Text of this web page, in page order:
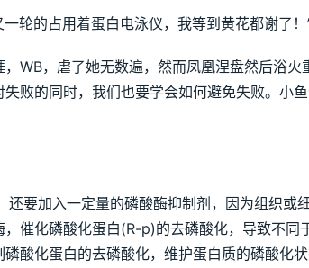
轮的占用着蛋白电泳仪，我等到黄花都谢了！
WB，虐了她无数遍，然而凤凰涅盘然后浴火
败的同时，我们也要学会如何避免失败。小
要加入一定量的磷酸酶抑制剂，因为组织或
催化磷酸化蛋白(R-p)的去磷酸化，导致不同
酸化蛋白的去磷酸化，维护蛋白质的磷酸化